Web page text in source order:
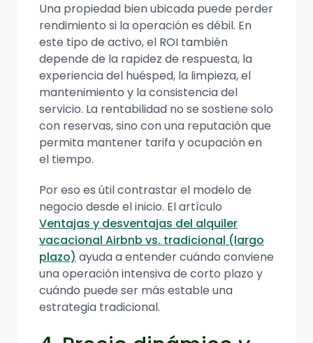
Una propiedad bien ubicada puede perder
rendimiento si la operación es débil. En
este tipo de activo, el ROI también
depende de la rapidez de respuesta, la
experiencia del huésped, la limpieza, el
mantenimiento y la consistencia del
servicio. La rentabilidad no se sostiene solo
con reservas, sino con una reputación que
permita mantener tarifa y ocupación en
el tiempo.
Por eso es útil contrastar el modelo de
negocio desde el inicio. El artículo
Ventajas y desventajas del alquiler
vacacional Airbnb vs. tradicional (largo
plazo) ayuda a entender cuándo conviene
una operación intensiva de corto plazo y
cuándo puede ser más estable una
estrategia tradicional.